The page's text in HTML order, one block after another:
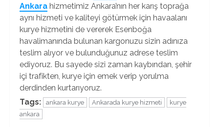
Ankara hizmetimiz Ankara’nın her karış toprağa
aynı hizmeti ve kaliteyi götürmek için havaalanı
kurye hizmetini de vererek Esenboğa
havalimanında bulunan kargonuzu sizin adınıza
teslim alıyor ve bulunduğunuz adrese teslim
ediyoruz. Bu sayede sizi zaman kaybından, şehir
içi trafikten, kurye için emek verip yorulma
derdinden kurtarıyoruz.
Tags:
ankara kurye Ankarada kurye hizmeti
kurye
ankara